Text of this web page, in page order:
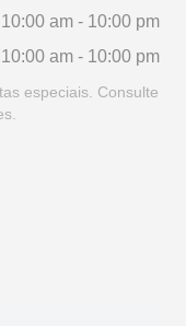
10:00 am - 10:00 pm
10:00 am - 10:00 pm
especiais. Consulte